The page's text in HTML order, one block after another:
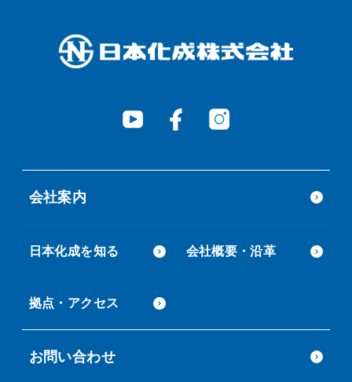
会社案内
日本化成を知る 会社概要・沿革
拠点・アクセス
お問い合わせ